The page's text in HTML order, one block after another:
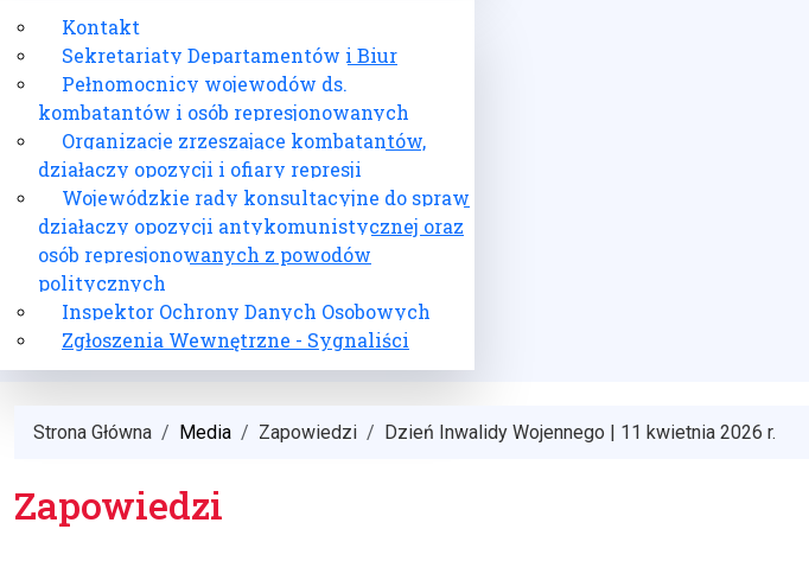
Kontakt
Sekretariaty Departamentów i Biur
Pełnomocnicy wojewodów ds.
kombatantów i osób represjonowanych
Organizacje zrzeszające kombatantów,
działaczy opozycji i ofiary represji
Wojewódzkie rady konsultacyjne do spraw
działaczy opozycji antykomunistycznej oraz
osób represjonowanych z powodów
politycznych
Inspektor Ochrony Danych Osobowych
Zgłoszenia Wewnętrzne - Sygnaliści
Strona Główna Media Zapowiedzi Dzień Inwalidy Wojennego | 11 kwietnia 2026 r.
Zapowiedzi